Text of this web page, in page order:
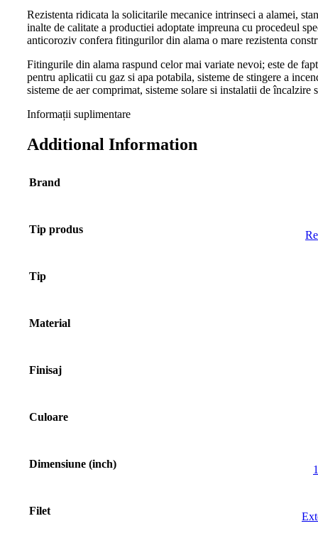
Rezistenta ridicata la solicitarile mecanice intrinseci a alamei,
inalte de calitate a productiei adoptate impreuna cu procedeul
anticoroziv confera fitingurilor din alama o mare rezistenta
Fitingurile din alama raspund celor mai variate nevoi; este de
pentru aplicatii cu gaz si apa potabila, sisteme de stingere a
sisteme de aer comprimat, sisteme solare si instalatii de încalzire
Informații suplimentare
Additional Information
Brand
Tip produs
Tip
Material
Finisaj
Culoare
Dimensiune (inch)
Filet